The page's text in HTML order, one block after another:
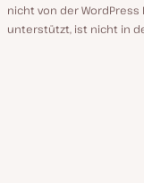
nicht von der
unterstützt, ist nicht in